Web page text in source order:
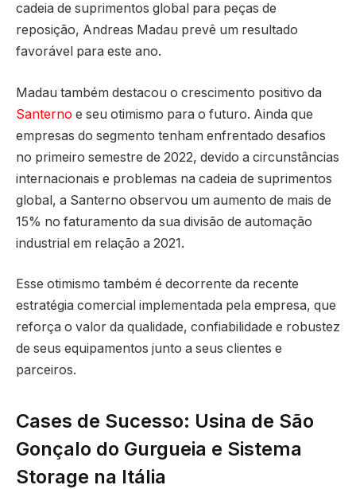
cadeia de suprimentos global para peças de
reposição, Andreas Madau prevê um resultado
favorável para este ano.
Madau também destacou o crescimento positivo da
Santerno e seu otimismo para o futuro. Ainda que
empresas do segmento tenham enfrentado desafios
no primeiro semestre de 2022, devido a circunstâncias
internacionais e problemas na cadeia de suprimentos
global, a Santerno observou um aumento de mais de
15% no faturamento da sua divisão de automação
industrial em relação a 2021.
Esse otimismo também é decorrente da recente
estratégia comercial implementada pela empresa, que
reforça o valor da qualidade, confiabilidade e robustez
de seus equipamentos junto a seus clientes e
parceiros.
Cases de Sucesso: Usina de São
Gonçalo do Gurgueia e Sistema
Storage na Itália